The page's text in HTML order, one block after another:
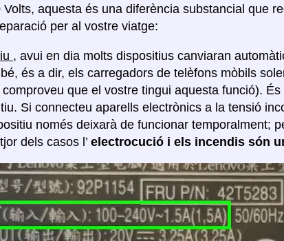
aquesta és una diferència substancial que
per al vostre viatge:
, avui en dia molts dispositius canviaran
és a dir, els carregadors de telèfons mòbils
que el vostre tingui aquesta funció). És
Si connecteu aparells electrònics a la tensió
només deixarà de funcionar temporalment;
dels casos l’ electrocució i els incendis són